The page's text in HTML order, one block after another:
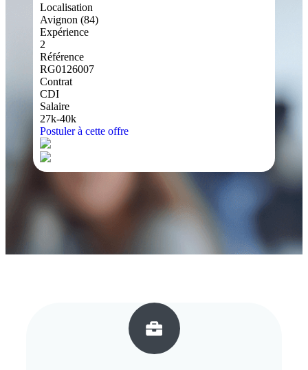
Localisation
Avignon (84)
Expérience
2
Référence
RG0126007
Contrat
CDI
Salaire
27k-40k
Postuler à cette offre